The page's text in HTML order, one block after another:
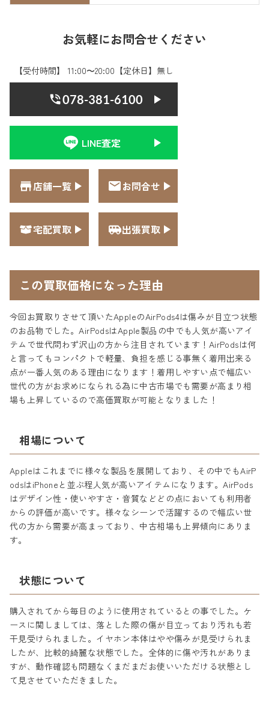
お気軽にお問合せください
【受付時間】 11:00〜20:00【定休日】無し
078-381-6100
LINE査定
店舗一覧 お問合せ
宅配買取 出張買取
この買取価格になった理由
今回お買取りさせて頂いたAppleのAirPods4は傷みが目立つ状態
のお品物でした。AirPodsはApple製品の中でも人気が高いアイ
テムで世代問わず沢山の方から注目されています！AirPodsは何
と言ってもコンパクトで軽量、負担を感じる事無く着用出来る
点が一番人気のある理由になります！着用しやすい点で幅広い
世代の方がお求めになられる為に中古市場でも需要が高まり相
場も上昇しているので高価買取が可能となりました！
相場について
Appleはこれまでに様々な製品を展開しており、その中でもAirP
odsはiPhoneと並ぶ程人気が高いアイテムになります。AirPods
はデザイン性・使いやすさ・音質などどの点においても利用者
からの評価が高いです。様々なシーンで活躍するので幅広い世
代の方から需要が高まっており、中古相場も上昇傾向にありま
す。
状態について
購入されてから毎日のように使用されているとの事でした。ケ
ースに関しましては、落とした際の傷が目立っており汚れも若
干見受けられました。イヤホン本体はやや傷みが見受けられま
したが、比較的綺麗な状態でした。全体的に傷や汚れがありま
すが、動作確認も問題なくまだまだお使いいただける状態とし
て見させていただきました。